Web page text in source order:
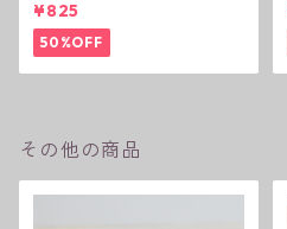
¥825
50%OFF
その他の商品